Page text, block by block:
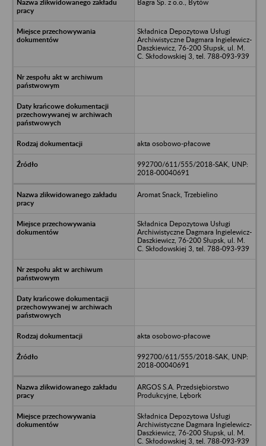
Bagra Sp. z o.o., Bytów
Składnica Depozytowa Usługi
Archiwistyczne Dagmara Ingielewicz-
Daszkiewicz, 76-200 Słupsk, ul. M.
C. Skłodowskiej 3, tel. 788-093-939
akta osobowo-płacowe
992700/611/555/2018-SAK, UNP:
2018-00040691
Aromat Snack, Trzebielino
Składnica Depozytowa Usługi
Archiwistyczne Dagmara Ingielewicz-
Daszkiewicz, 76-200 Słupsk, ul. M.
C. Skłodowskiej 3, tel. 788-093-939
akta osobowo-płacowe
992700/611/555/2018-SAK, UNP:
2018-00040691
ARGOS S.A. Przedsiębiorstwo
Produkcyjne, Lębork
Składnica Depozytowa Usługi
Archiwistyczne Dagmara Ingielewicz-
Daszkiewicz, 76-200 Słupsk, ul. M.
C. Skłodowskiej 3, tel. 788-093-939